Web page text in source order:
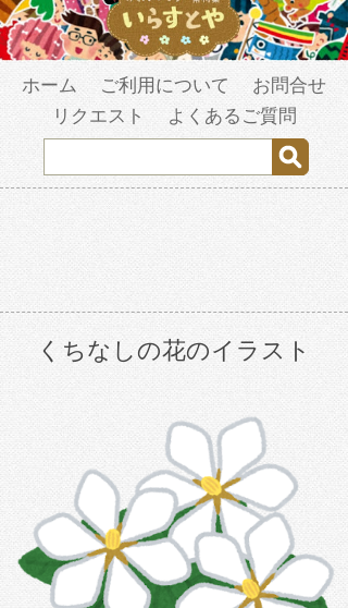
ホーム ご利用について
お問合せ
リクエスト
よくあるご質問
くちなしの花のイラスト